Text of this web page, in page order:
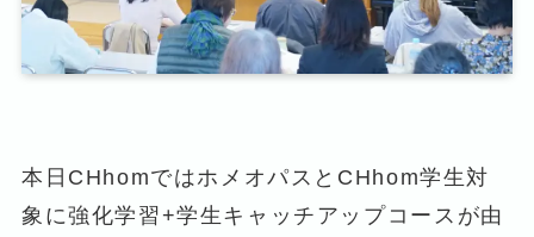
本日CHhomではホメオパスとCHhom学生対
象に強化学習+学生キャッチアップコースが由